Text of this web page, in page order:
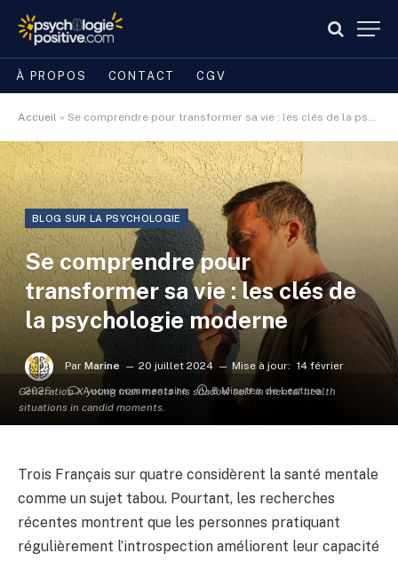
À PROPOS CONTACT CGV
Accueil » Se comprendre pour transformer sa vie : les clés de la psychologie moderne
Generation X young man meets his shadow self in mental health
situations in candid moments.
BLOG SUR LA PSYCHOLOGIE
Se comprendre pour
transformer sa vie : les clés de
la psychologie moderne
Par Marine 20 juillet 2024 Mise à jour: 14 février
2026
Aucun commentaire 8 Minutes de Lecture
Trois Français sur quatre considèrent la santé mentale
comme un sujet tabou. Pourtant, les recherches
récentes montrent que les personnes pratiquant
régulièrement l’introspection améliorent leur capacité